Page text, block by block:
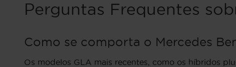
Perguntas Frequentes
Como se comporta o Mercedes
Os modelos GLA mais recentes, como os híbridos